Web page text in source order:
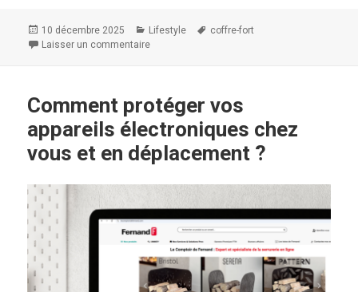
Publié
le
10 décembre 2025 Catégories
Lifestyle
Mots-
coffre-fort
Laisser un commentaire
Comment protéger vos
appareils électroniques chez
vous et en déplacement ?